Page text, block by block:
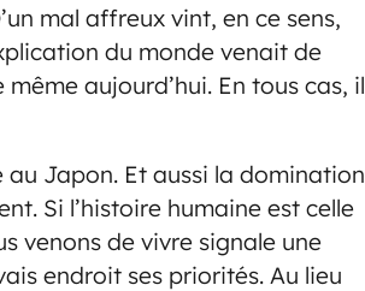
mal affreux vint, en ce sens,
du monde venait de
aujourd’hui. En tous cas, il
Japon. Et aussi la domination
Si l’histoire humaine est celle
venons de vivre signale une
endroit ses priorités. Au lieu